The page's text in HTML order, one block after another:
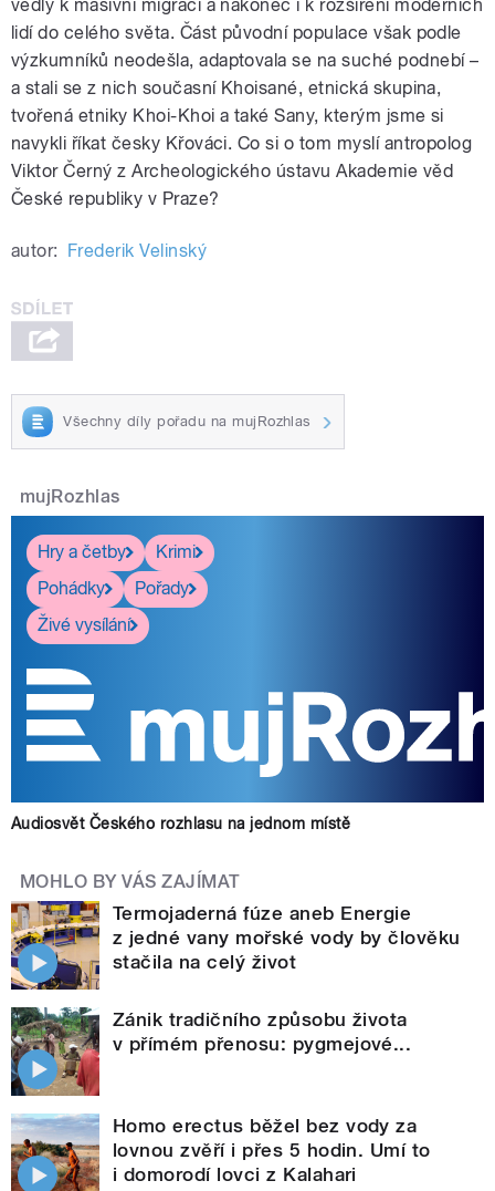
vedly k masivní migraci a nakonec i k rozšíření moderních
lidí do celého světa. Část původní populace však podle
výzkumníků neodešla, adaptovala se na suché podnebí –
a stali se z nich současní Khoisané, etnická skupina,
tvořená etniky Khoi-Khoi a také Sany, kterým jsme si
navykli říkat česky Křováci. Co si o tom myslí antropolog
Viktor Černý z Archeologického ústavu Akademie věd
České republiky v Praze?
autor: Frederik Velinský
Všechny díly pořadu na mujRozhlas
mujRozhlas
Hry a četby
Krimi
Pohádky
Pořady
Živé vysílání
Audiosvět Českého rozhlasu na jednom místě
MOHLO BY VÁS ZAJÍMAT
Termojaderná fúze aneb Energie
z jedné vany mořské vody by člověku
stačila na celý život
Zánik tradičního způsobu života
v přímém přenosu: pygmejové...
Homo erectus běžel bez vody za
lovnou zvěří i přes 5 hodin. Umí to
i domorodí lovci z Kalahari